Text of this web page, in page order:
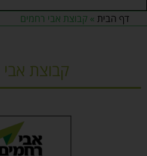
דף הבית » קבוצת אבי רחמים
קבוצת